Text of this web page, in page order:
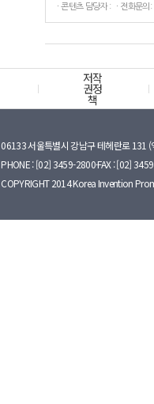
ㆍ콘텐츠 담당자 : ㆍ전화문의:
저작
권정
책
06133 서울특별시 강남구 테헤란로 131 (
PHONE : [02] 3459-2800·FAX : [02]
COPYRIGHT 2014 Korea Invention